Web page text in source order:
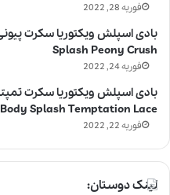
فوریه 28, 2022
Splash Peony Crush
فوریه 24, 2022
Body Splash Temptation Lace
فوریه 22, 2022
لینک دوستان: